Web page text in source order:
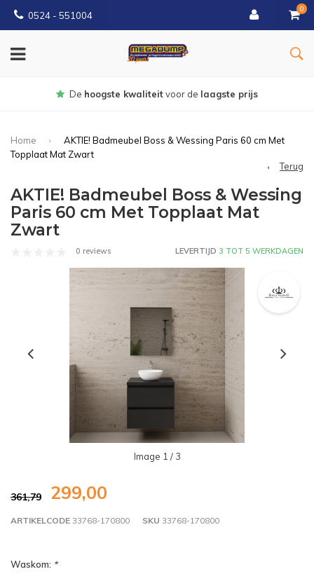
0524 - 551004
0
Gratisbezorgd vanaf €150
Home
AKTIE! Badmeubel Boss & Wessing Paris 60 cm Met
Topplaat Mat Zwart
Terug
AKTIE! Badmeubel Boss & Wessing
Paris 60 cm Met Topplaat Mat
Zwart
0 reviews LEVERTIJD 3 TOT 5 WERKDAGEN
Image 1 / 3
361,79 299,00
ARTIKELCODE 33768-170800 SKU 33768-170800
Waskom: *